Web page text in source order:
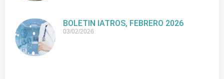
BOLETIN IATROS, FEBRERO 2026
03/02/2026